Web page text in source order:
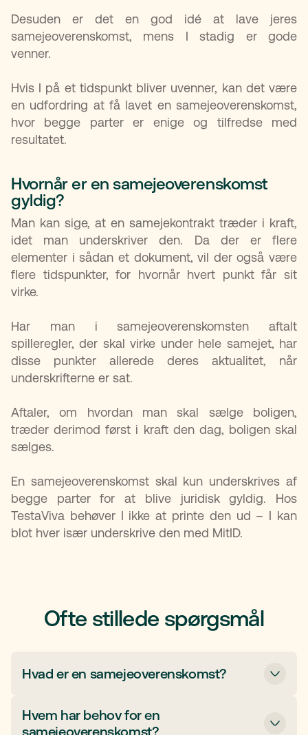
Desuden er det en god idé at lave jeres
samejeoverenskomst, mens I stadig er gode
venner.
Hvis I på et tidspunkt bliver uvenner, kan det være
en udfordring at få lavet en samejeoverenskomst,
hvor begge parter er enige og tilfredse med
resultatet.
Hvornår er en samejeoverenskomst
gyldig?​
Man kan sige, at en samejekontrakt træder i kraft,
idet man underskriver den. Da der er flere
elementer i sådan et dokument, vil der også være
flere tidspunkter, for hvornår hvert punkt får sit
virke.
Har man i samejeoverenskomsten aftalt
spilleregler, der skal virke under hele samejet, har
disse punkter allerede deres aktualitet, når
underskrifterne er sat.
Aftaler, om hvordan man skal sælge boligen,
træder derimod først i kraft den dag, boligen skal
sælges.
En samejeoverenskomst skal kun underskrives af
begge parter for at blive juridisk gyldig. Hos
TestaViva behøver I ikke at printe den ud – I kan
blot hver især underskrive den med MitID.
Ofte stillede spørgsmål
Hvad er en samejeoverenskomst?
mellem to eller flere personer, der ejer en
Hvem har behov for en
samejeoverenskomst?